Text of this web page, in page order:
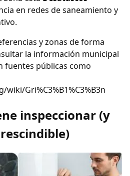
en redes de saneamiento y
y zonas de forma
la información municipal
fuentes públicas como
Gri%C3%B1%C3%B3n
inspeccionar (y